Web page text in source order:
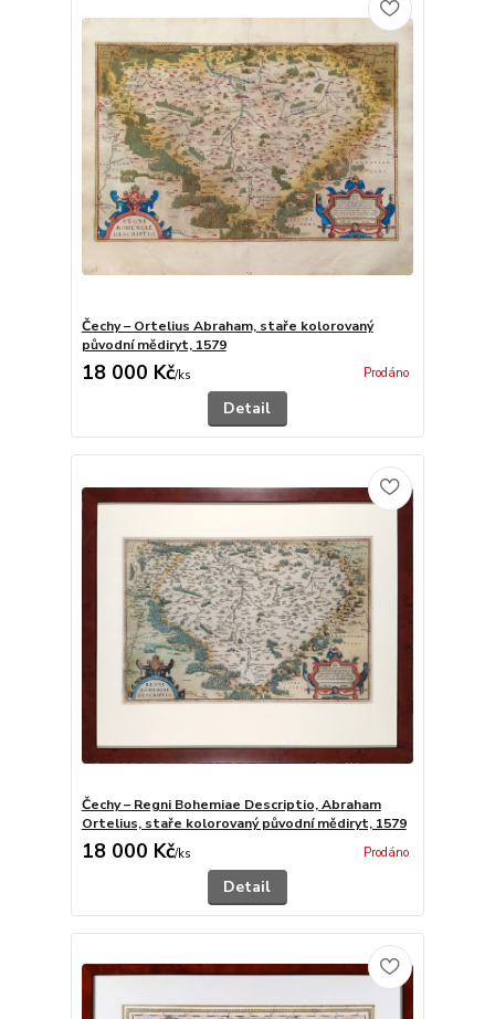
Čechy – Ortelius Abraham, staře kolorovaný
původní mědiryt, 1579
18 000 Kč/ks Prodáno
Detail
Čechy – Regni Bohemiae Descriptio, Abraham
Ortelius, staře kolorovaný původní mědiryt, 1579
18 000 Kč/ks Prodáno
Detail